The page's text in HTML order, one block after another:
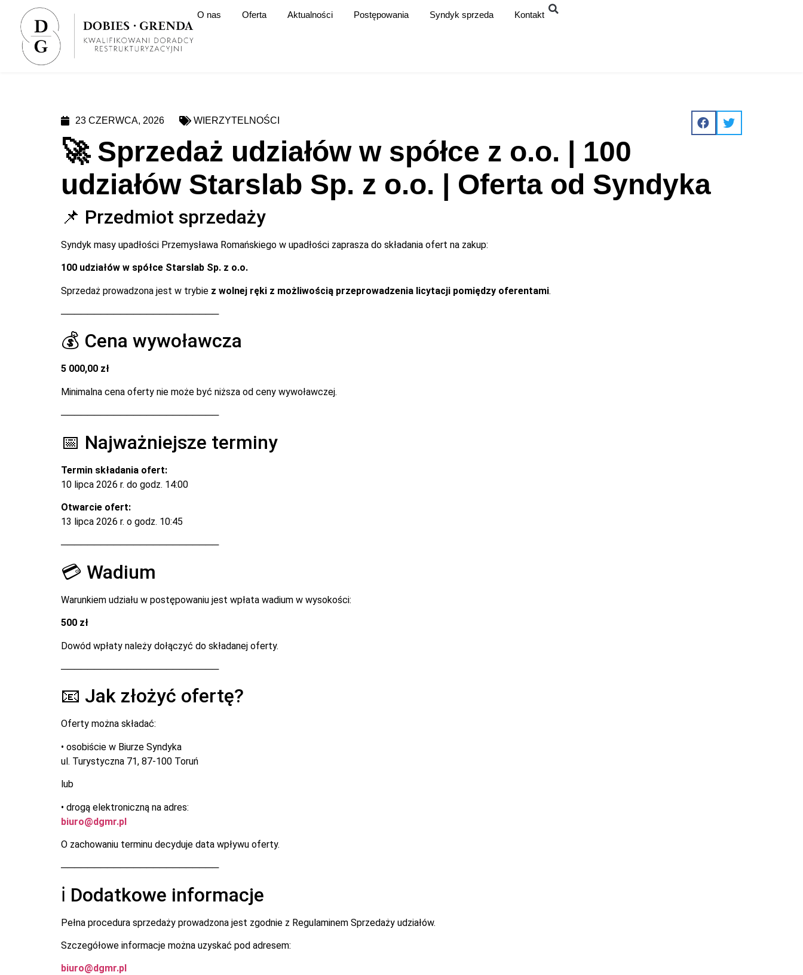
O nas Oferta Aktualności Postępowania Syndyk sprzeda Kontakt
23 CZERWCA, 2026 WIERZYTELNOŚCI
🚀 Sprzedaż udziałów w spółce z o.o. | 100
udziałów Starslab Sp. z o.o. | Oferta od Syndyka
📌 Przedmiot sprzedaży
Syndyk masy upadłości Przemysława Romańskiego w upadłości zaprasza do składania ofert na zakup:
100 udziałów w spółce Starslab Sp. z o.o.
Sprzedaż prowadzona jest w trybie z wolnej ręki z możliwością przeprowadzenia licytacji pomiędzy oferentami.
────────────────────────
💰 Cena wywoławcza
5 000,00 zł
Minimalna cena oferty nie może być niższa od ceny wywoławczej.
────────────────────────
📅 Najważniejsze terminy
Termin składania ofert:
10 lipca 2026 r. do godz. 14:00
Otwarcie ofert:
13 lipca 2026 r. o godz. 10:45
────────────────────────
💳 Wadium
Warunkiem udziału w postępowaniu jest wpłata wadium w wysokości:
500 zł
Dowód wpłaty należy dołączyć do składanej oferty.
────────────────────────
📧 Jak złożyć ofertę?
Oferty można składać:
• osobiście w Biurze Syndyka
ul. Turystyczna 71, 87-100 Toruń
lub
• drogą elektroniczną na adres:
biuro@dgmr.pl
O zachowaniu terminu decyduje data wpływu oferty.
────────────────────────
ℹ️ Dodatkowe informacje
Pełna procedura sprzedaży prowadzona jest zgodnie z Regulaminem Sprzedaży udziałów.
Szczegółowe informacje można uzyskać pod adresem:
biuro@dgmr.pl